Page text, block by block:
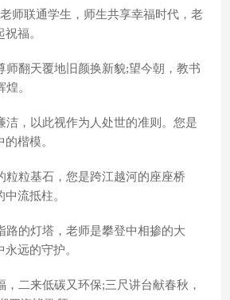
师联通学生，师生共享幸福时代，老
福。
师翻天覆地旧颜换新貌;望今朝，教书
。
洁，以此视作为人处世的准则。您是
楷模。
粒粒基石，您是跨江越河的座座桥
流抵柱。
路的灯塔，老师是攀登中相掺的大
远的守护。
，二来低碳又环保;三尺讲台献春秋，